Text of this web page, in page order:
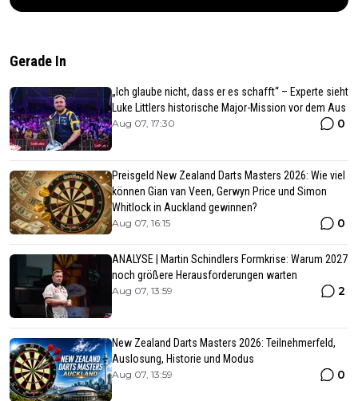
Gerade In
„Ich glaube nicht, dass er es schafft“ – Experte sieht
Luke Littlers historische Major-Mission vor dem Aus
Aug 07, 17:30 0
Preisgeld New Zealand Darts Masters 2026: Wie viel
können Gian van Veen, Gerwyn Price und Simon
Whitlock in Auckland gewinnen?
Aug 07, 16:15 0
ANALYSE | Martin Schindlers Formkrise: Warum 2027
noch größere Herausforderungen warten
Aug 07, 13:59 2
New Zealand Darts Masters 2026: Teilnehmerfeld,
Auslosung, Historie und Modus
Aug 07, 13:59 0